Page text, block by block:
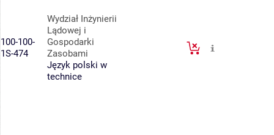
100-100-
1S-474
Wydział Inżynierii
Lądowej i
Gospodarki
Zasobami
Język polski w
technice